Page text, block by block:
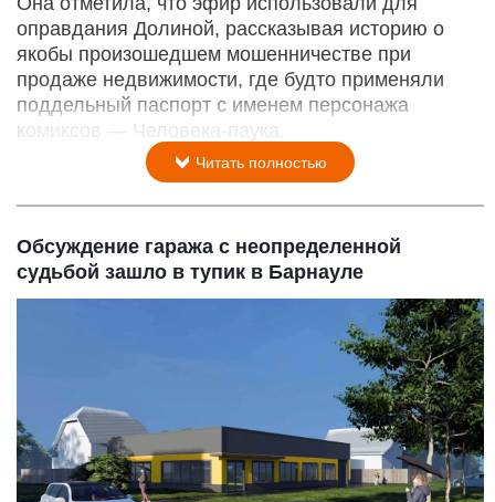
оправдания Долиной, рассказывая историю о
якобы произошедшем мошенничестве при
продаже недвижимости, где будто применяли
поддельный паспорт с именем персонажа
комиксов — Человека-паука.
Читать полностью
Обсуждение гаража с неопределенной
судьбой зашло в тупик в Барнауле